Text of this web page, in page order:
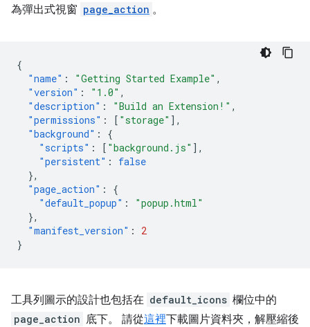
為彈出式視窗 page_action 。
{
"name" : "Getting Started Example" ,
"version" : "1.0" ,
"description" : "Build an Extension!" ,
"permissions" : [ "storage" ],
"background" :
{
"scripts" : [ "background.js" ],
"persistent" :
false
},
"page_action" :
{
"default_popup" :
"popup.html"
},
"manifest_version" :
2
}
工具列圖示的設計也包括在 default_icons 欄位中的
page_action 底下。 請從這裡下載圖片資料夾，解壓縮後